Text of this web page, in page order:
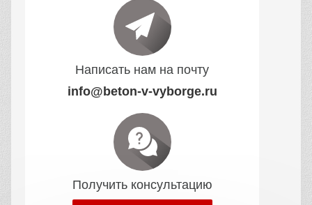
Написать нам на почту
info@beton-v-vyborge.ru
Получить консультацию